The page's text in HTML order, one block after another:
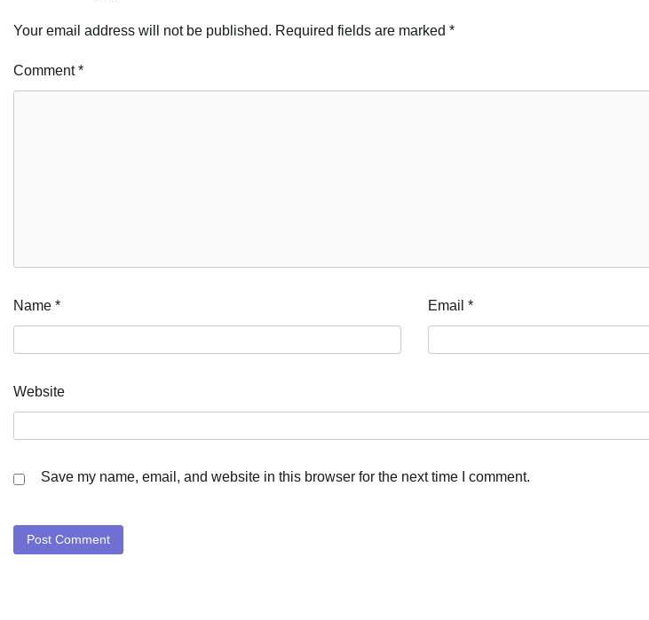
Your email address will not be published. Required fields are marked *
Comment*
Name * Email *
Website
Save my name, email, and website in this browser for the next time I comment.